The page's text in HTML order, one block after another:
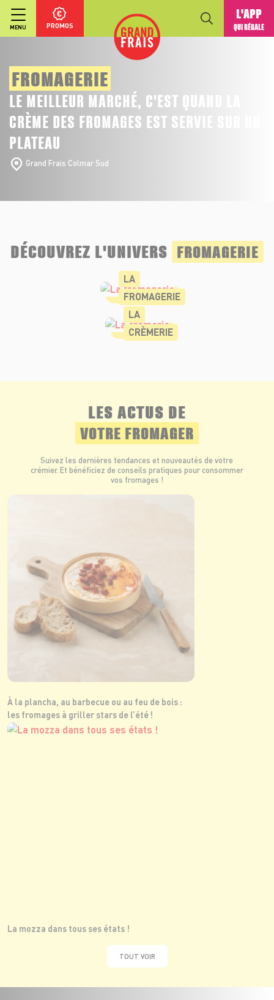
MENU PROMOS
L'APP
QUI RÉGALE
FROMAGERIE
LE MEILLEUR MARCHÉ, C'EST QUAND LA
CRÈME DES FROMAGES EST SERVIE SUR UN
PLATEAU
Grand Frais Colmar Sud
DÉCOUVREZ L'UNIVERS FROMAGERIE
LA
FROMAGERIE
LA
CRÈMERIE
LES ACTUS DE
VOTRE FROMAGER
Suivez les dernières tendances et nouveautés de votre
crémier. Et bénéficiez de conseils pratiques pour consommer
vos fromages !
À la plancha, au barbecue ou au feu de bois :
les fromages à griller stars de l’été !
La mozza dans tous ses états !
TOUT VOIR